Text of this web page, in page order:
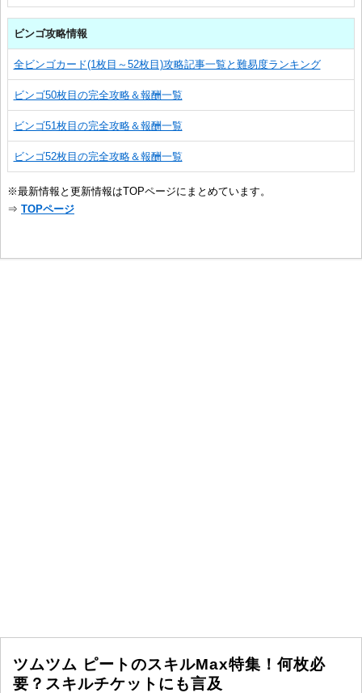
ビンゴ攻略情報
全ビンゴカード(1枚目～52枚目)攻略記事一覧と難易度ランキング
ビンゴ50枚目の完全攻略＆報酬一覧
ビンゴ51枚目の完全攻略＆報酬一覧
ビンゴ52枚目の完全攻略＆報酬一覧
※最新情報と更新情報はTOPページにまとめています。
⇒ TOPページ
ツムツム ピートのスキルMax特集！何枚必
要？スキルチケットにも言及